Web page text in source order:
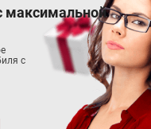
максимальной
с